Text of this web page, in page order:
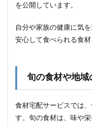
の鮮
品質
にバ
ラつ
があ
食材
の在
を公開しています。
自分や家族の健康に気
安心して食べられる食
旬の食材や地域
食材宅配サービスでは
す。旬の食材は、味や